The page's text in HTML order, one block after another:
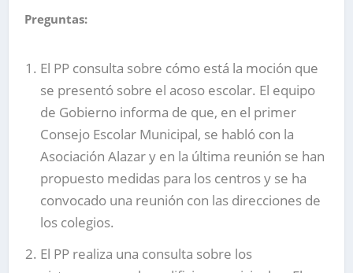
Preguntas:
El PP consulta sobre cómo está la moción que
se presentó sobre el acoso escolar. El equipo
de Gobierno informa de que, en el primer
Consejo Escolar Municipal, se habló con la
Asociación Alazar y en la última reunión se han
propuesto medidas para los centros y se ha
convocado una reunión con las direcciones de
los colegios.
El PP realiza una consulta sobre los